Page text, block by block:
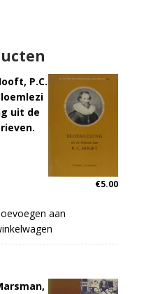
P.C.
uit de
€5.00
aan